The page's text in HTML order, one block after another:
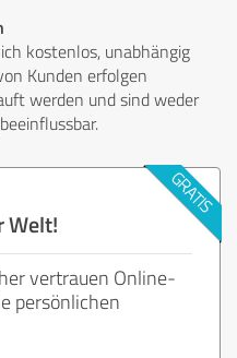
kostenlos, unabhängig
Kunden erfolgen
werden und sind weder
Welt!
vertrauen Online-
persönlichen